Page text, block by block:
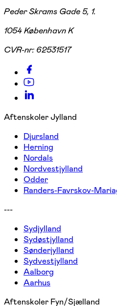
Peder Skrams Gade 5, 1.
1054 København K
CVR-nr: 62531517
Aftenskoler Jylland
Djursland
Herning
Nordals
Nordvestjylland
Odder
Randers-Favrskov-
---
Sydjylland
Sydøstjylland
Sønderjylland
Sydvestjylland
Aalborg
Aarhus
Aftenskoler Fyn/Sjælland